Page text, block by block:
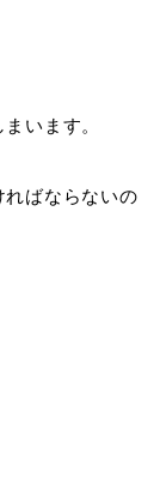
います。
ればならないの